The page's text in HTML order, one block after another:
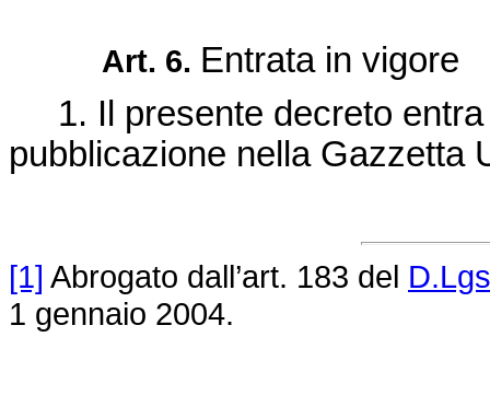
Art. 6. Entrata in vigore
1. Il presente decreto entra
pubblicazione nella Gazzetta
[1] Abrogato dall’art. 183 del
1 gennaio 2004.